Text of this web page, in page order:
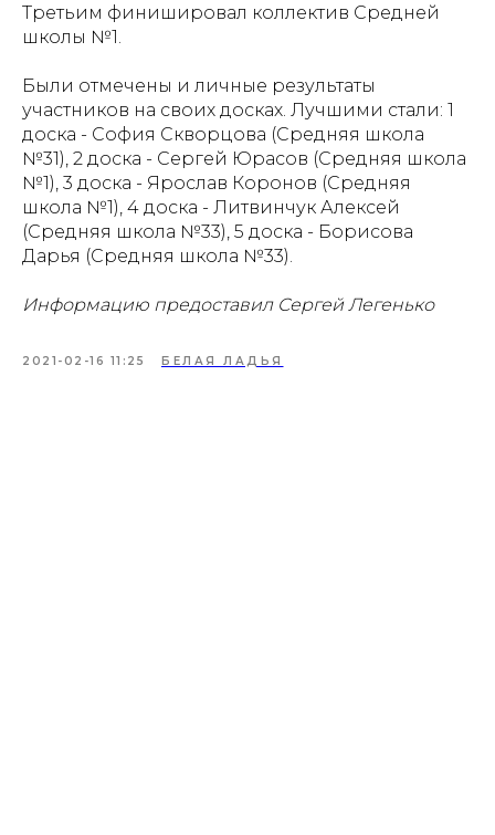
Третьим финишировал коллектив Средней
школы №1.
Были отмечены и личные результаты
участников на своих досках. Лучшими стали: 1
доска - София Скворцова (Средняя школа
№31), 2 доска - Сергей Юрасов (Средняя школа
№1), 3 доска - Ярослав Коронов (Средняя
школа №1), 4 доска - Литвинчук Алексей
(Средняя школа №33), 5 доска - Борисова
Дарья (Средняя школа №33).
Информацию предоставил Сергей Легенько
2021-02-16 11:25 БЕЛАЯ ЛАДЬЯ